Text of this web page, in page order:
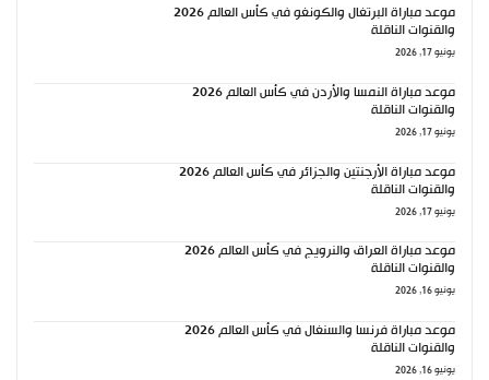
موعد مباراة البرتغال والكونغو في كأس العالم 2026
والقنوات الناقلة
يونيو 17, 2026
موعد مباراة النمسا والأردن في كأس العالم 2026
والقنوات الناقلة
يونيو 17, 2026
موعد مباراة الأرجنتين والجزائر في كأس العالم 2026
والقنوات الناقلة
يونيو 17, 2026
موعد مباراة العراق والنرويج في كأس العالم 2026
والقنوات الناقلة
يونيو 16, 2026
موعد مباراة فرنسا والسنغال في كأس العالم 2026
والقنوات الناقلة
يونيو 16, 2026